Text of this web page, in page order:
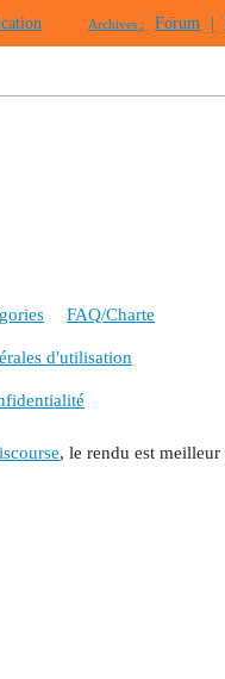
Archives : Forum
FAQ/Charte
d'utilisation
, le rendu est